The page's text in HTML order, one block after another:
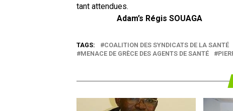
tant attendues.
Adam’s Régis SOUAGA
TAGS: COALITION DES SYNDICATS DE LA SANTÉ
MENACE DE GRÈCE DES AGENTS DE SANTÉ